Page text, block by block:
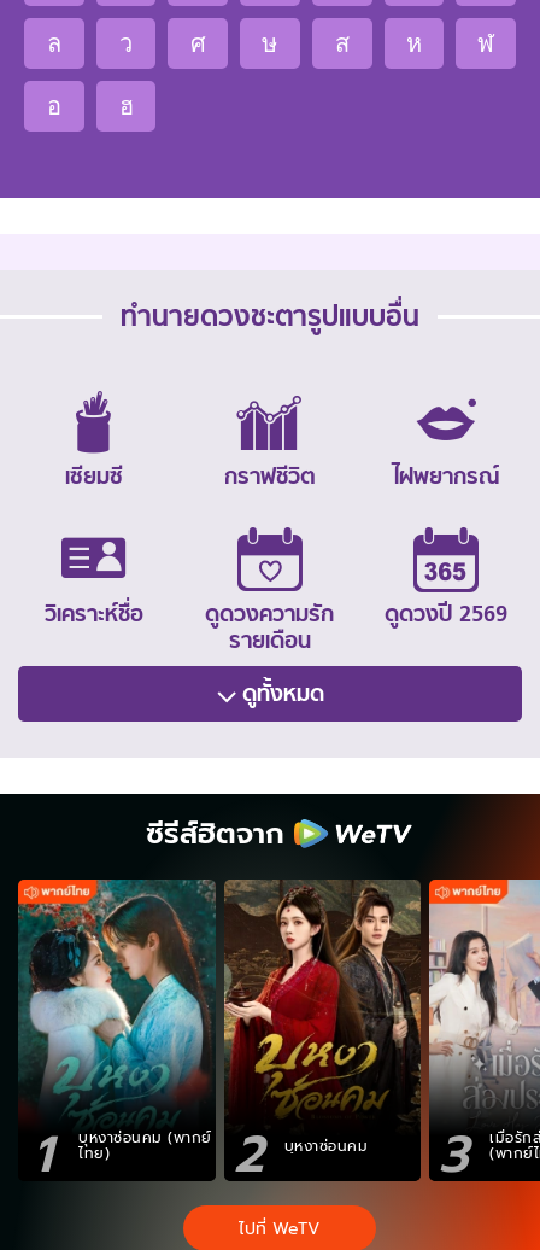
ล
ว ศ ษ ส ห
ฬ
อ
ฮ
ทำนายดวงชะตารูปแบบอื่น
เซียมซี กราฟชีวิต ไฝพยากรณ์
วิเคราะห์ชื่อ
ดูดวงความรัก
รายเดือน
ดูดวงปี 2569
ดูทั้งหมด
ซีรีส์ฮิตจาก
1 บุหงาซ่อนคม (พากย์
ไทย) 2 บุหงาซ่อนคม 3 เมื่อรัก
(พากย์
ไปที่ WeTV